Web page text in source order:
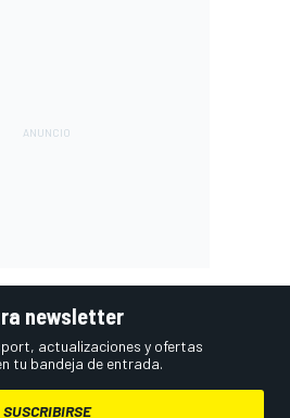
newsletter
actualizaciones y ofertas
tu bandeja de entrada.
SUSCRIBIRSE